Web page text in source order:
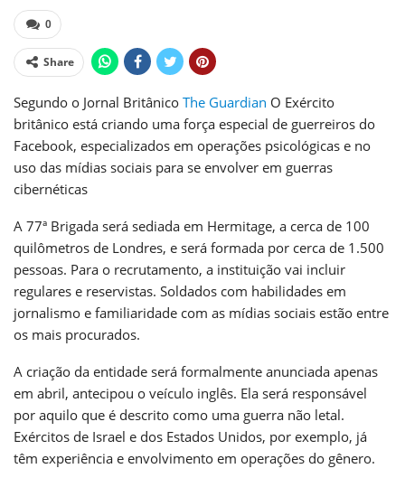
0
Share
Segundo o Jornal Britânico The Guardian O Exército
britânico está criando uma força especial de guerreiros do
Facebook, especializados em operações psicológicas e no
uso das mídias sociais para se envolver em guerras
cibernéticas
A 77ª Brigada será sediada em Hermitage, a cerca de 100
quilômetros de Londres, e será formada por cerca de 1.500
pessoas. Para o recrutamento, a instituição vai incluir
regulares e reservistas. Soldados com habilidades em
jornalismo e familiaridade com as mídias sociais estão entre
os mais procurados.
A criação da entidade será formalmente anunciada apenas
em abril, antecipou o veículo inglês. Ela será responsável
por aquilo que é descrito como uma guerra não letal.
Exércitos de Israel e dos Estados Unidos, por exemplo, já
têm experiência e envolvimento em operações do gênero.